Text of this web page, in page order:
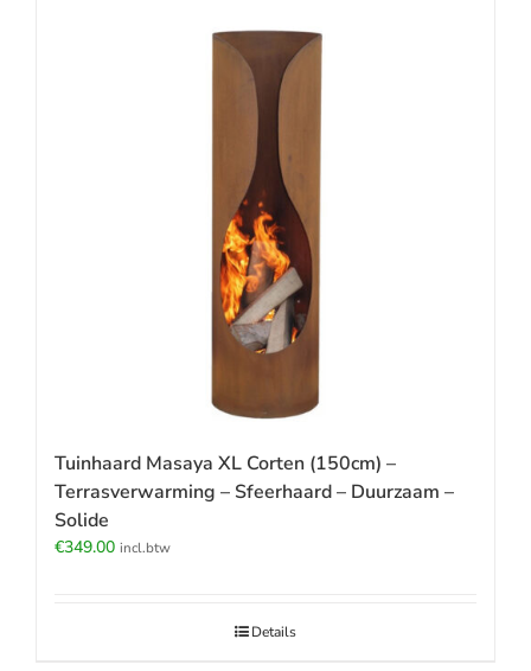
Tuinhaard Masaya XL Corten (150cm) –
Terrasverwarming – Sfeerhaard – Duurzaam –
Solide
€349.00 incl.btw
Details